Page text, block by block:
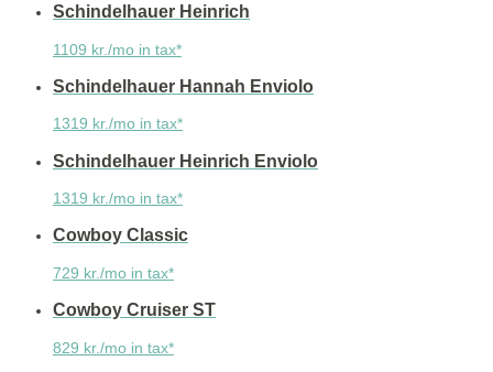
Schindelhauer Heinrich
1109 kr./mo in tax*
Schindelhauer Hannah Enviolo
1319 kr./mo in tax*
Schindelhauer Heinrich Enviolo
1319 kr./mo in tax*
Cowboy Classic
729 kr./mo in tax*
Cowboy Cruiser ST
829 kr./mo in tax*